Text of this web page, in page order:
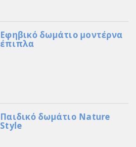
Εφηβικό δωμάτιο μοντέρνα
έπιπλα
Παιδικό δωμάτιο Nature
Style